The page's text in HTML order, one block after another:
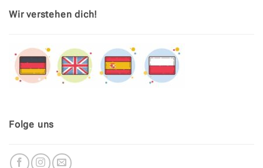
Wir verstehen dich!
Folge uns